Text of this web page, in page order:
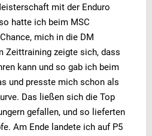
mit der Enduro
hatte ich beim MSC
mich in die DM
Zeittraining zeigte sich, dass
kann und so gab ich beim
und presste mich schon als
Das ließen sich die Top
gefallen, und so lieferten
Am Ende landete ich auf P5